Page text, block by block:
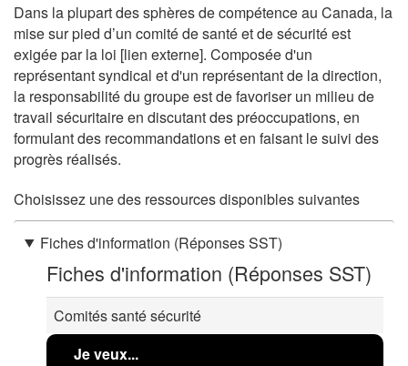
Dans la plupart des sphères de compétence au Canada, la
mise sur pied d’un comité de santé et de sécurité est
exigée par la loi [lien externe]. Composée d'un
représentant syndical et d'un représentant de la direction,
la responsabilité du groupe est de favoriser un milieu de
travail sécuritaire en discutant des préoccupations, en
formulant des recommandations et en faisant le suivi des
progrès réalisés.
Choisissez une des ressources disponibles suivantes
Fiches d'information (Réponses SST)
Fiches d'information (Réponses SST)
Comités santé sécurité
Je veux...